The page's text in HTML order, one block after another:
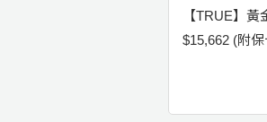
【TRUE】
$15,662 (附